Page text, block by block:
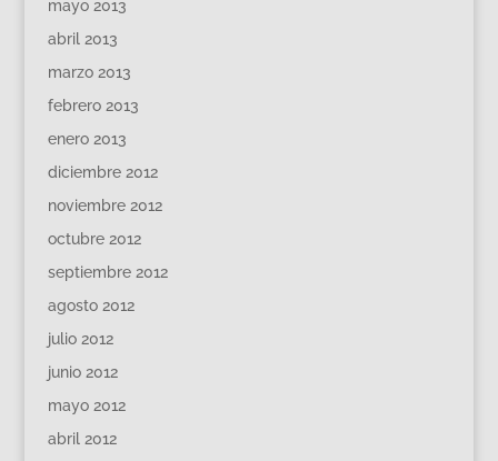
mayo 2013
abril 2013
marzo 2013
febrero 2013
enero 2013
diciembre 2012
noviembre 2012
octubre 2012
septiembre 2012
agosto 2012
julio 2012
junio 2012
mayo 2012
abril 2012